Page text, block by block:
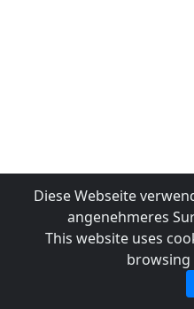
Diese Webseite
angenehmeres
This website uses
browsing